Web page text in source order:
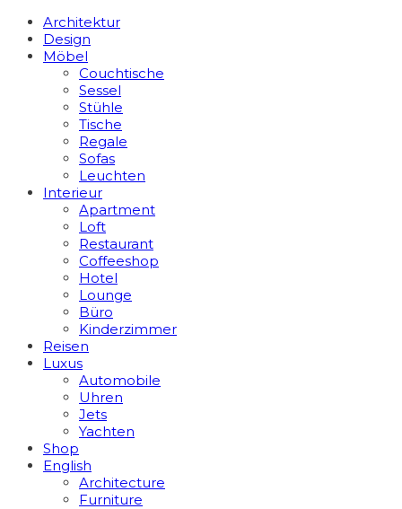
Architektur
Design
Möbel
Couchtische
Sessel
Stühle
Tische
Regale
Sofas
Leuchten
Interieur
Apart­ment
Loft
Restaurant
Coffeeshop
Hotel
Lounge
Büro
Kinderzimmer
Reisen
Luxus
Automobile
Uhren
Jets
Yachten
Shop
English
Architecture
Furniture